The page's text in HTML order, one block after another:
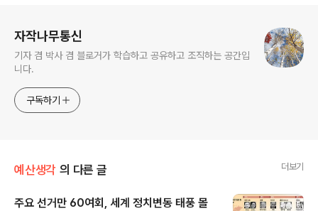
자작나무통신
기자 겸 박사 겸 블로거가 학습하고 공유하고 조직하는 공간입
니다.
구독하기
예산생각 의 다른 글 더보기
주요 선거만 60여회, 세계 정치변동 태풍 몰